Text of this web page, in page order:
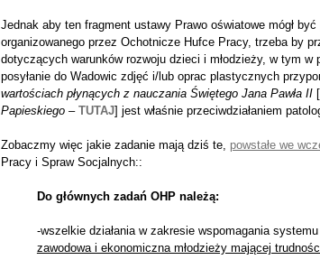
Jednak aby ten fragment ustawy Prawo oświatowe mógł
organizowanego przez Ochotnicze Hufce Pracy, trzeba by
dotyczących warunków rozwoju dzieci i młodzieży, w tym w
posyłanie do Wadowic zdjęć i/lub oprac plastycznych
wartościach płynących z nauczania Świętego Jana Pawła II
Papieskiego – TUTAJ] jest właśnie przeciwdziałaniem
Zobaczmy więc jakie zadanie mają dziś te, powstałe we
Pracy i Spraw Socjalnych::
Do głównych zadań OHP należą:
-wszelkie działania w zakresie wspomagania
zawodowa i ekonomiczna młodzieży mającej